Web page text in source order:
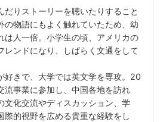
だりストーリーを聴いたりすること
の物語にもよく触れていたため、幼
は人一倍。小学生の頃、アメリカの
レンドになり、しばらく文通をして
好きで、大学では英文学を専攻。20
流事業に参加し、中国各地を訪れ
文化交流やディスカッション、学
際的視野を広める貴重な経験をし